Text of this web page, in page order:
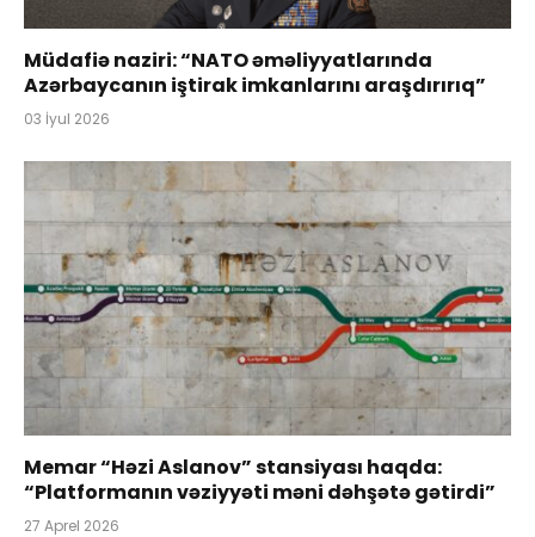
Müdafiə naziri: “NATO əməliyyatlarında
Azərbaycanın iştirak imkanlarını araşdırırıq”
03 İyul 2026
Memar “Həzi Aslanov” stansiyası haqda:
“Platformanın vəziyyəti məni dəhşətə gətirdi”
27 Aprel 2026